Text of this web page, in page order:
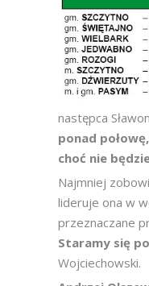
następca
ponad
choć nie
Najmniej
lideruje ona w
przeznaczane
Staramy się
Wojciechowski.